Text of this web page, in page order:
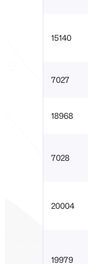
15140
7027
18968
7028
20004
19979